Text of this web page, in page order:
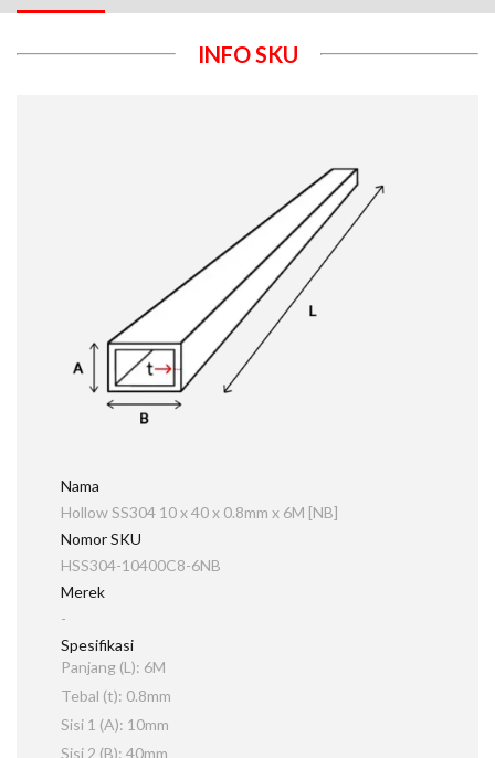
INFO SKU
Nama
Hollow SS304 10 x 40 x 0.8mm x 6M [NB]
Nomor SKU
HSS304-10400C8-6NB
Merek
-
Spesifikasi
Panjang (L): 6M
Tebal (t): 0.8mm
Sisi 1 (A): 10mm
Sisi 2 (B): 40mm